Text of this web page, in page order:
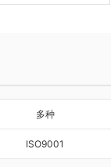
多种
ISO9001